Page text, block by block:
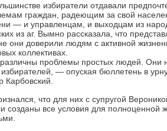
избиратели отдавали
граждан, радеющим за свой
— и управленцам, и выходцам из
из аг. Вымно рассказала, что
они доверили людям с активной
коллективах.
проблемы простых людей. Они
избирателей, — опуская бюллетень в
Карбовский.
что для них с супругой
созданы все условия для полноценной